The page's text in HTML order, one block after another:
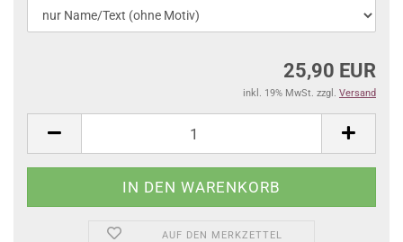
25,90 EUR
inkl. 19% MwSt. zzgl. Versand
AUF DEN MERKZETTEL